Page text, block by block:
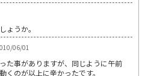
ょうか。
06/01
た事がありますが、同じように午前
くのが以上に辛かったです。